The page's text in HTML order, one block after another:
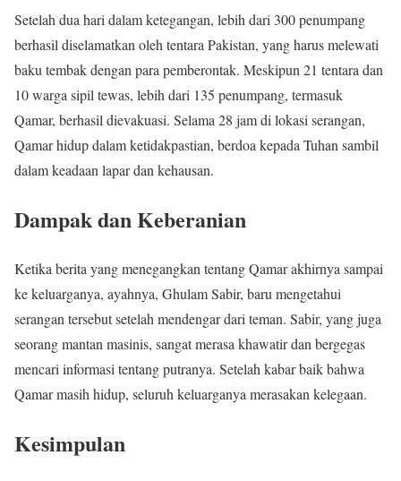
Setelah dua hari dalam ketegangan, lebih dari 300 penumpang
berhasil diselamatkan oleh tentara Pakistan, yang harus melewati
baku tembak dengan para pemberontak. Meskipun 21 tentara dan
10 warga sipil tewas, lebih dari 135 penumpang, termasuk
Qamar, berhasil dievakuasi. Selama 28 jam di lokasi serangan,
Qamar hidup dalam ketidakpastian, berdoa kepada Tuhan sambil
dalam keadaan lapar dan kehausan.
Dampak dan Keberanian
Ketika berita yang menegangkan tentang Qamar akhirnya sampai
ke keluarganya, ayahnya, Ghulam Sabir, baru mengetahui
serangan tersebut setelah mendengar dari teman. Sabir, yang juga
seorang mantan masinis, sangat merasa khawatir dan bergegas
mencari informasi tentang putranya. Setelah kabar baik bahwa
Qamar masih hidup, seluruh keluarganya merasakan kelegaan.
Kesimpulan